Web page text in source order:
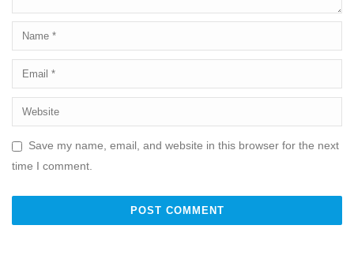
Save my name, email, and website in this browser for the next
time I comment.